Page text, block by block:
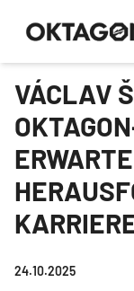
VÁCLAV
24.10.2025